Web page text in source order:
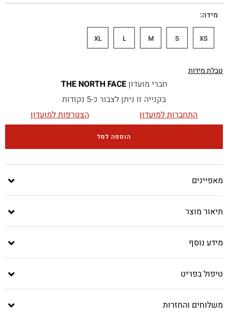
מידה
XS
S
M
L
XL
טבלת מידות
חברי מועדוןTHE NORTH FACE
בקנייה זו ניתן לצבור כ-5 נקודות
התחברות למועדון
הצטרפות למועדון
הוספה לסל
מאפיינים
תיאור מוצר
מידע נוסף
טיפול בפריט
משלוחים והחזרות